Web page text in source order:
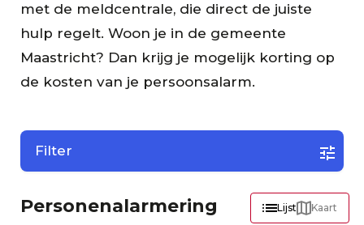
met de meldcentrale, die direct de juiste
hulp regelt. Woon je in de gemeente
Maastricht? Dan krijg je mogelijk korting op
de kosten van je persoonsalarm.
Filter
Personenalarmering Lijst Kaart